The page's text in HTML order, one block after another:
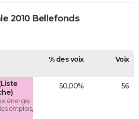
2010 Bellefonds
% des voix Voix
énergie
emplois,
50,00% 56